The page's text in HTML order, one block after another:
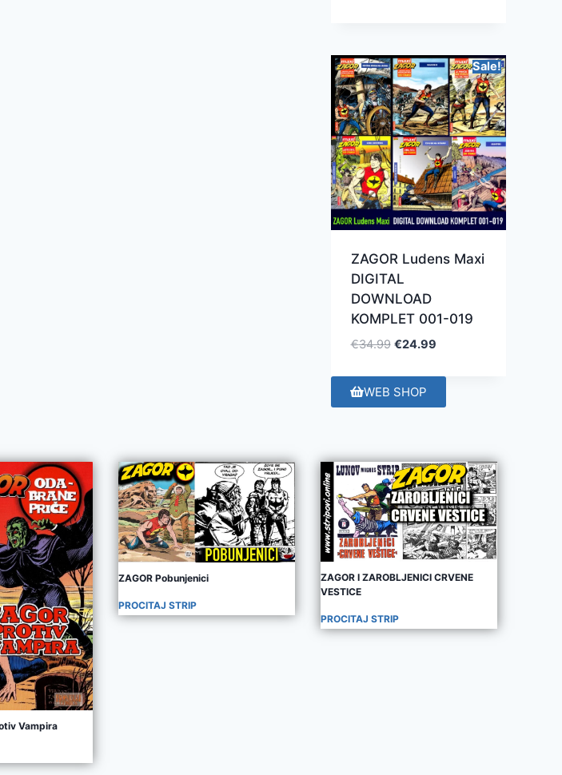
Sale!
ZAGOR Ludens Maxi
DIGITAL
DOWNLOAD
KOMPLET 001-019
€34.99 €24.99
WEB SHOP
Vampira
ZAGOR Pobunjenici
PROCITAJ STRIP
ZAGOR I ZAROBLJENICI CRVENE
VESTICE
PROCITAJ STRIP